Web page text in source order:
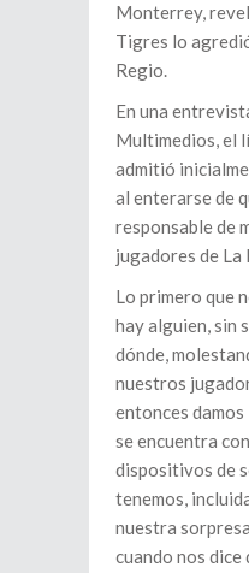
Monterrey,
Tigres lo
Regio.
En una
Multimedios, el
admitió
al enterarse de
responsable de
jugadores de La
Lo primero que
hay alguien, sin
dónde,
nuestros
entonces damos
se encuentra
dispositivos de
tenemos,
nuestra
cuando nos dice